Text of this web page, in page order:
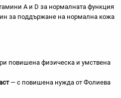
A и D за нормалната функция
за поддържане на нормална кожа
повишена физическа и умствена
— с повишена нужда от Фолиева